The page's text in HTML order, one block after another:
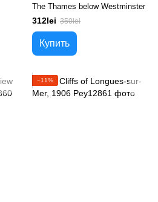
The Thames below Westminster
312lei 350lei
Купить
−11%